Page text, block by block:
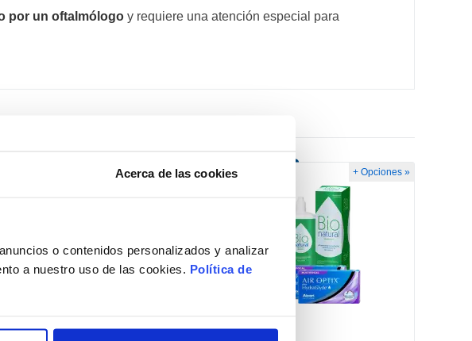
Acerca de las cookies
o contenidos personalizados y analizar
a nuestro uso de las cookies. Política de
por un oftalmólogo y requiere una atención especial para
+ Opciones » + Opciones »